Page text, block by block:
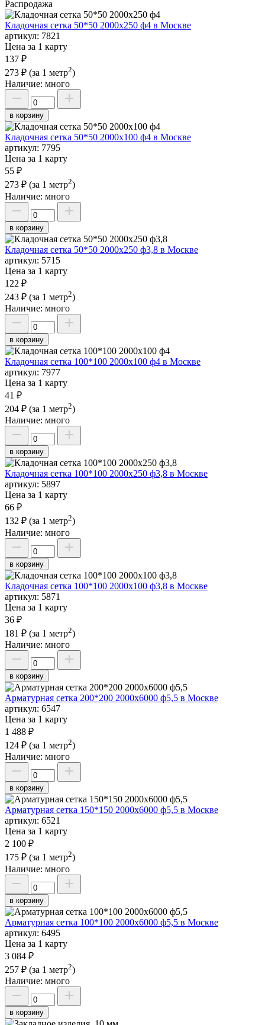
Распродажа
Кладочная сетка 50*50 2000х250 ф4 в Москве
артикул: 7821
Цена за 1 карту
137 ₽
273 ₽ (за 1 метр2)
Наличие: много
в корзину
Кладочная сетка 50*50 2000х100 ф4 в Москве
артикул: 7795
Цена за 1 карту
55 ₽
273 ₽ (за 1 метр2)
Наличие: много
в корзину
Кладочная сетка 50*50 2000х250 ф3,8 в Москве
артикул: 5715
Цена за 1 карту
122 ₽
243 ₽ (за 1 метр2)
Наличие: много
в корзину
Кладочная сетка 100*100 2000х100 ф4 в Москве
артикул: 7977
Цена за 1 карту
41 ₽
204 ₽ (за 1 метр2)
Наличие: много
в корзину
Кладочная сетка 100*100 2000х250 ф3,8 в Москве
артикул: 5897
Цена за 1 карту
66 ₽
132 ₽ (за 1 метр2)
Наличие: много
в корзину
Кладочная сетка 100*100 2000х100 ф3,8 в Москве
артикул: 5871
Цена за 1 карту
36 ₽
181 ₽ (за 1 метр2)
Наличие: много
в корзину
Арматурная сетка 200*200 2000х6000 ф5,5 в Москве
артикул: 6547
Цена за 1 карту
1 488 ₽
124 ₽ (за 1 метр2)
Наличие: много
в корзину
Арматурная сетка 150*150 2000х6000 ф5,5 в Москве
артикул: 6521
Цена за 1 карту
2 100 ₽
175 ₽ (за 1 метр2)
Наличие: много
в корзину
Арматурная сетка 100*100 2000х6000 ф5,5 в Москве
артикул: 6495
Цена за 1 карту
3 084 ₽
257 ₽ (за 1 метр2)
Наличие: много
в корзину